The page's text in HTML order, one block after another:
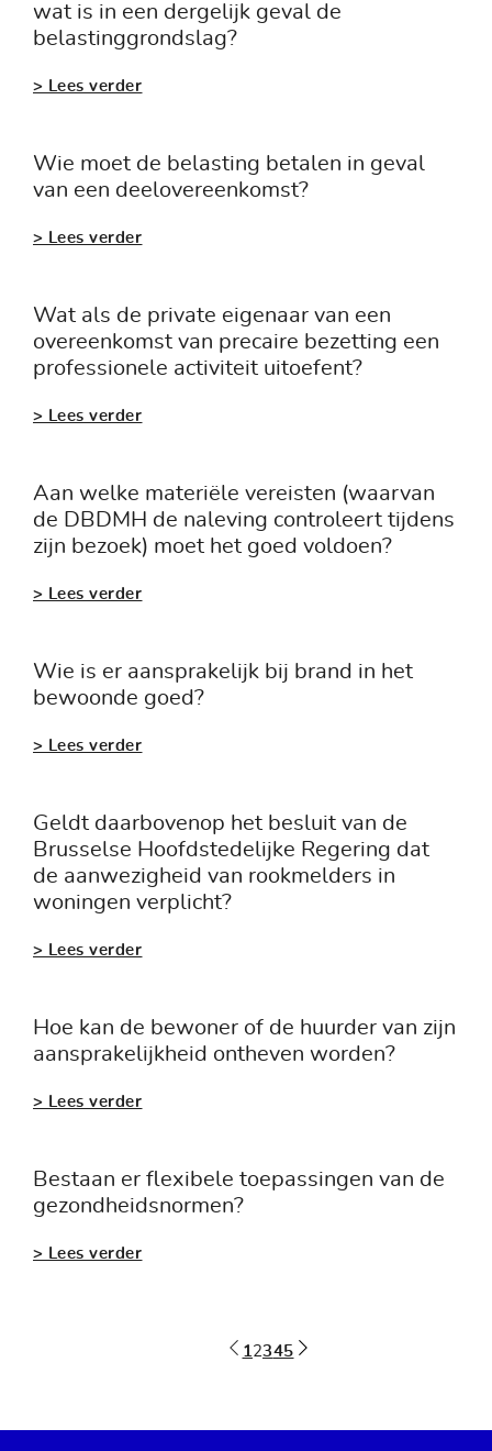
wat is in een dergelijk geval de
belastinggrondslag?
> Lees verder
Wie moet de belasting betalen in geval
van een deelovereenkomst?
> Lees verder
Wat als de private eigenaar van een
overeenkomst van precaire bezetting een
professionele activiteit uitoefent?
> Lees verder
Aan welke materiële vereisten (waarvan
de DBDMH de naleving controleert tijdens
zijn bezoek) moet het goed voldoen?
> Lees verder
Wie is er aansprakelijk bij brand in het
bewoonde goed?
> Lees verder
Geldt daarbovenop het besluit van de
Brusselse Hoofdstedelijke Regering dat
de aanwezigheid van rookmelders in
woningen verplicht?
> Lees verder
Hoe kan de bewoner of de huurder van zijn
aansprakelijkheid ontheven worden?
> Lees verder
Bestaan er flexibele toepassingen van de
gezondheidsnormen?
> Lees verder
1 2345